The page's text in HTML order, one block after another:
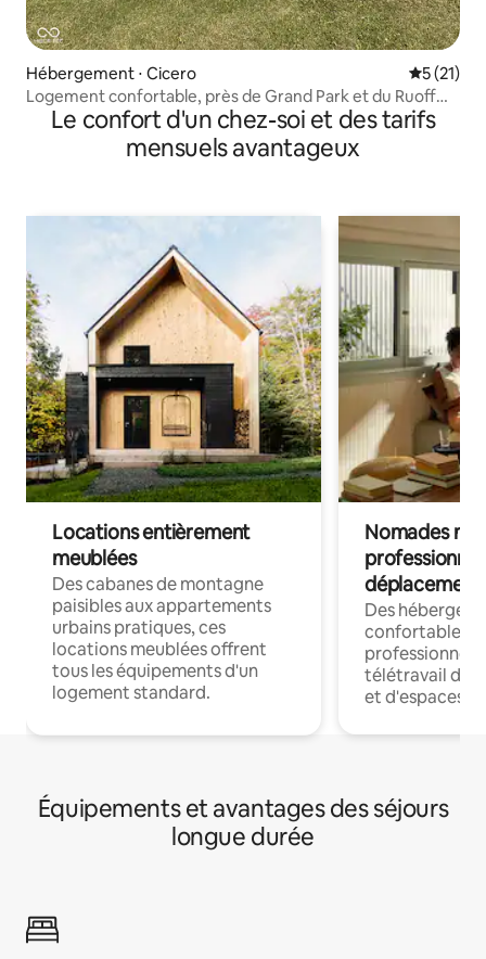
Hébergement ⋅ Cicero
5 (21)
Logement confortable, près de Grand Park et du Ruoff
Music Center.
Le confort d'un chez-soi et des tarifs
mensuels avantageux
Locations entièrement
meublées
Des cabanes de montagne
paisibles aux appartements
urbains pratiques, ces
locations meublées offrent
tous les équipements d'un
logement standard.
Nomades
déplacement
Des
confortables
professionnels
télétravail
et d'espaces
Équipements et avantages des séjours
longue durée